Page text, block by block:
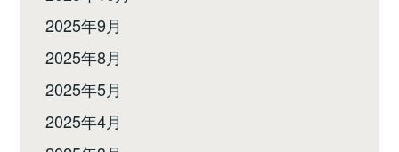
2025年9月
2025年8月
2025年5月
2025年4月